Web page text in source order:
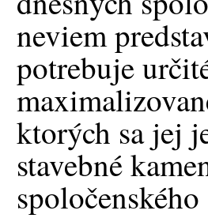
neviem
potrebuje
ktorých sa jej
stavebné